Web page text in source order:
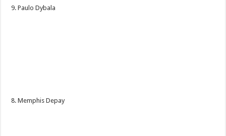
9. Paulo Dybala
8. Memphis Depay